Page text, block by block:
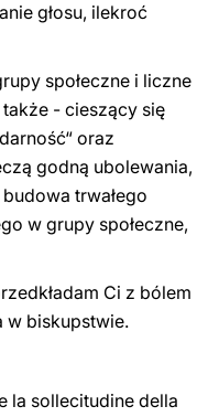
głosu, ilekroć
społeczne i liczne
- cieszący się
oraz
godną ubolewania,
trwałego
w grupy społeczne,
Ci z bólem
w biskupstwie.
la sollecitudine della